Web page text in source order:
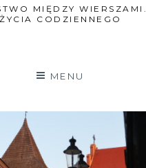
MIĘDZY
ŻYCIA CODZIENNEGO
MENU